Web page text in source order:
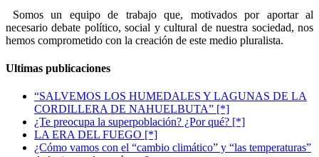
Somos un equipo de trabajo que, motivados por aportar al
necesario debate político, social y cultural de nuestra sociedad, nos
hemos comprometido con la creación de este medio pluralista.
Ultimas publicaciones
“SALVEMOS LOS HUMEDALES Y LAGUNAS DE LA
CORDILLERA DE NAHUELBUTA” [*]
¿Te preocupa la superpoblación? ¿Por qué? [*]
LA ERA DEL FUEGO [*]
¿Cómo vamos con el “cambio climático” y “las temperaturas”